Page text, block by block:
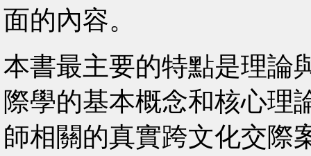
面的內容。
本書最主要的特點是理論
際學的基本概念和核心理
師相關的真實跨文化交際